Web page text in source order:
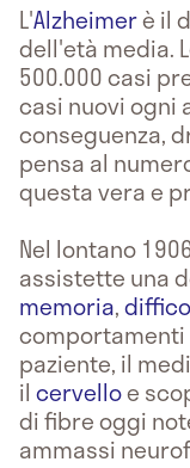
L'Alzheimerè il
dell'età media.
500.000 casi
casi nuovi ogni
conseguenza,
pensa al
questa vera e
Nel lontano
assistette una
memoria,
comportamenti
paziente, il
il cervelloe
di fibre oggi
ammassi